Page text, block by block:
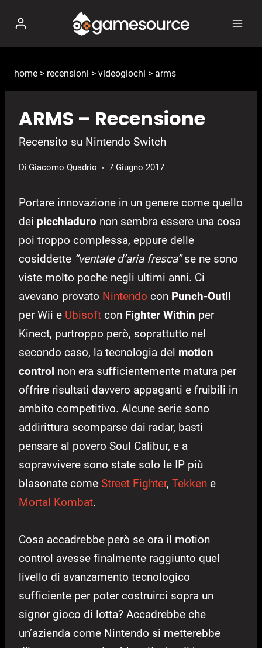
contenuto
home > recensioni > videogiochi > arms
ARMS – Recensione
Recensito su Nintendo Switch
Di Giacomo Quadrio 7 Giugno 2017
Portare innovazione in un genere come quello
dei picchiaduro non sembra essere una cosa
poi troppo complessa, eppure delle
cosiddette “ventate d’aria fresca”se ne sono
viste molto poche negli ultimi anni. Ci
avevano provato Nintendo con Punch-Out!!
per Wii e Ubisoft con Fighter Within per
Kinect, purtroppo però, soprattutto nel
secondo caso, la tecnologia del motion
control non era sufficientemente matura per
offrire risultati davvero appaganti e fruibili in
ambito competitivo. Alcune serie sono
addirittura scomparse dai radar, basti
pensare al povero Soul Calibur, e a
sopravvivere sono state solo le IP più
blasonate come Street Fighter, Tekken e
Mortal Kombat.
Cosa accadrebbe però se ora il motion
control avesse finalmente raggiunto quel
livello di avanzamento tecnologico
sufficiente per poter costruirci sopra un
signor gioco di lotta? Accadrebbe che
un’azienda come Nintendo si metterebbe